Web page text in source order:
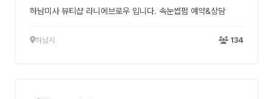
하남미사 뷰티샵 라니에브로우 입니다. 속눈썹펌 예약&상담
하남시 134